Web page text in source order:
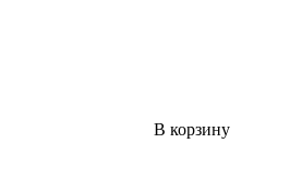
В корзину